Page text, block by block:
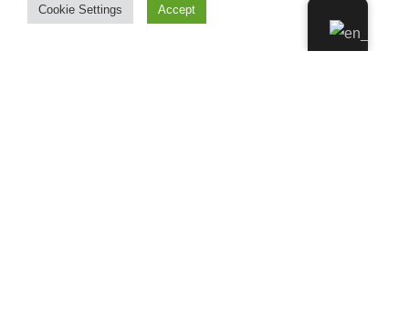
Cookie Settings Accept